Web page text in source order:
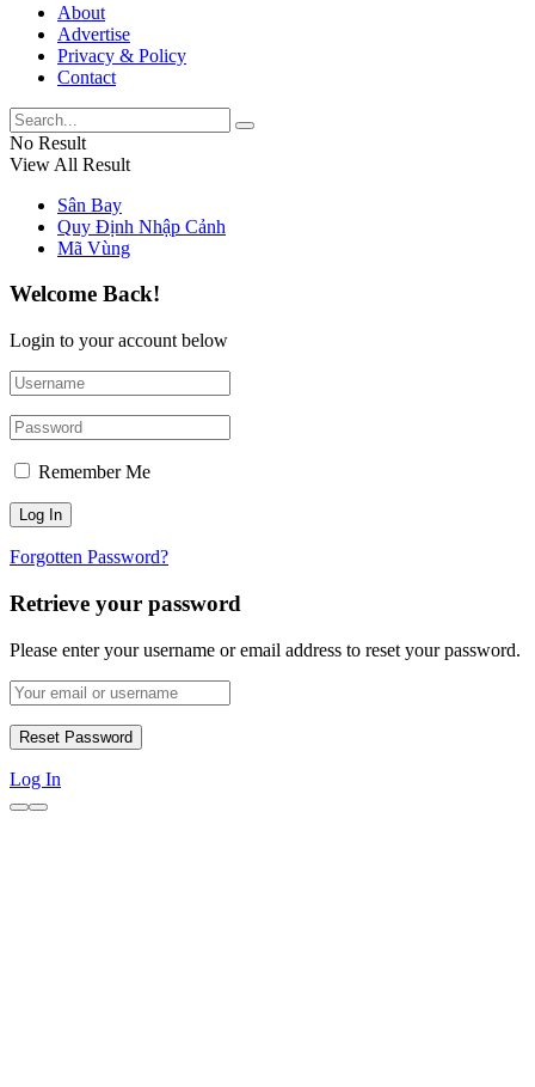
About
Advertise
Privacy & Policy
Contact
No Result
View All Result
Sân Bay
Quy Định Nhập Cảnh
Mã Vùng
Welcome Back!
Login to your account below
Remember Me
Forgotten Password?
Retrieve your password
Please enter your username or email address to reset your password.
Log In